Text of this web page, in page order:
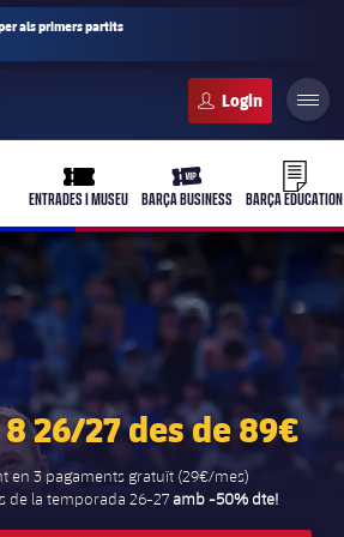
als primers partits
ball uniform ticket-full
ENTRADES I MUSEU
ticket-
BARÇA BUSINESS BARÇA EDUCATION
8 26/27 des de 89€
en 3 pagaments gratuït (29€/mes)
de la temporada 26-27amb -50% dte!